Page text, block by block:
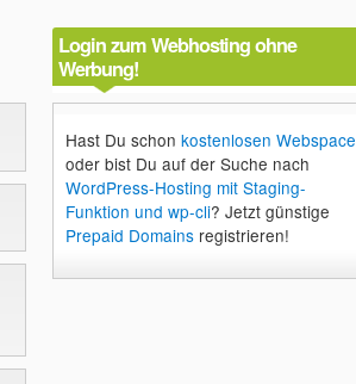
Login zum Webhosting ohne
Werbung!
Hast Du schon kostenlosen Webspace
oder bist Du auf der Suche nach
WordPress-Hosting mit Staging-
Funktion und wp-cli? Jetzt günstige
Prepaid Domainsregistrieren!